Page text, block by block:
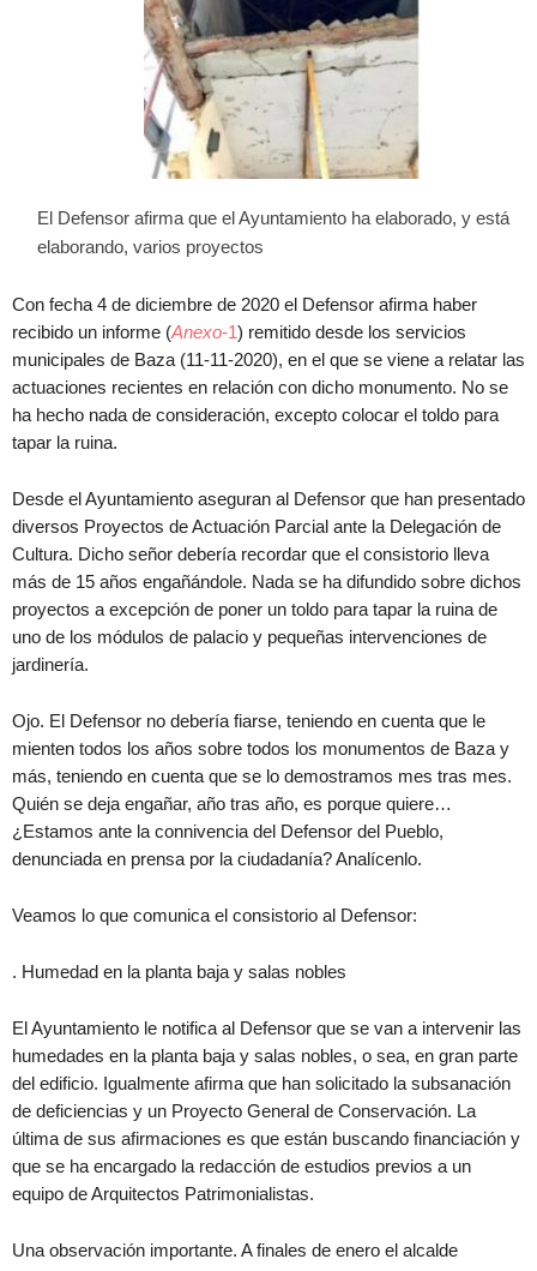
El Defensor afirma que el Ayuntamiento ha elaborado, y está
elaborando, varios proyectos
Con fecha 4 de diciembre de 2020 el Defensor afirma haber
recibido un informe (Anexo-1) remitido desde los servicios
municipales de Baza (11-11-2020), en el que se viene a relatar las
actuaciones recientes en relación con dicho monumento. No se
ha hecho nada de consideración, excepto colocar el toldo para
tapar la ruina.
Desde el Ayuntamiento aseguran al Defensor que han presentado
diversos Proyectos de Actuación Parcial ante la Delegación de
Cultura. Dicho señor debería recordar que el consistorio lleva
más de 15 años engañándole. Nada se ha difundido sobre dichos
proyectos a excepción de poner un toldo para tapar la ruina de
uno de los módulos de palacio y pequeñas intervenciones de
jardinería.
Ojo. El Defensor no debería fiarse, teniendo en cuenta que le
mienten todos los años sobre todos los monumentos de Baza y
más, teniendo en cuenta que se lo demostramos mes tras mes.
Quién se deja engañar, año tras año, es porque quiere…
¿Estamos ante la connivencia del Defensor del Pueblo,
denunciada en prensa por la ciudadanía? Analícenlo.
Veamos lo que comunica el consistorio al Defensor:
. Humedad en la planta baja y salas nobles
El Ayuntamiento le notifica al Defensor que se van a intervenir las
humedades en la planta baja y salas nobles, o sea, en gran parte
del edificio. Igualmente afirma que han solicitado la subsanación
de deficiencias y un Proyecto General de Conservación. La
última de sus afirmaciones es que están buscando financiación y
que se ha encargado la redacción de estudios previos a un
equipo de Arquitectos Patrimonialistas.
Una observación importante. A finales de enero el alcalde